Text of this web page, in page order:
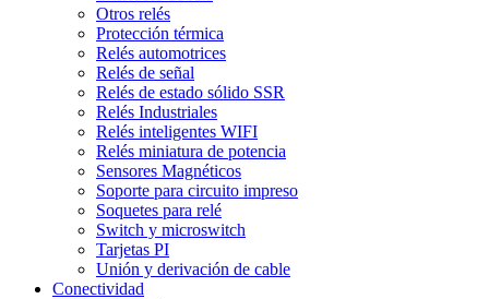
Otros relés
Protección térmica
Relés automotrices
Relés de señal
Relés de estado sólido SSR
Relés Industriales
Relés inteligentes WIFI
Relés miniatura de potencia
Sensores Magnéticos
Soporte para circuito impreso
Soquetes para relé
Switch y microswitch
Tarjetas PI
Unión y derivación de cable
Conectividad